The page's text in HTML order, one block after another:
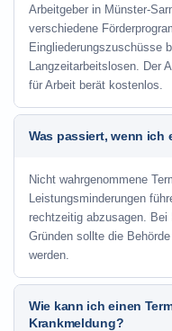
Arbeitgeber in Münster-
verschiedene
Eingliederungszuschüsse
Langzeitarbeitslosen. Der
für Arbeit berät kostenlos.
Was passiert, wenn ich
Nicht wahrgenommene
Leistungsminderungen
rechtzeitig abzusagen. Bei
Gründen sollte die
werden.
Wie kann ich einen
Krankmeldung?